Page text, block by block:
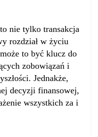
to nie tylko transakcja
rozdział w życiu
to być klucz do
zobowiązań i
Jednakże,
decyzji finansowej,
wszystkich za i